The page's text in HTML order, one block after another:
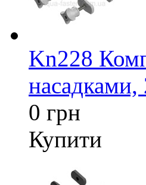
Kn228
0 грн
Купити